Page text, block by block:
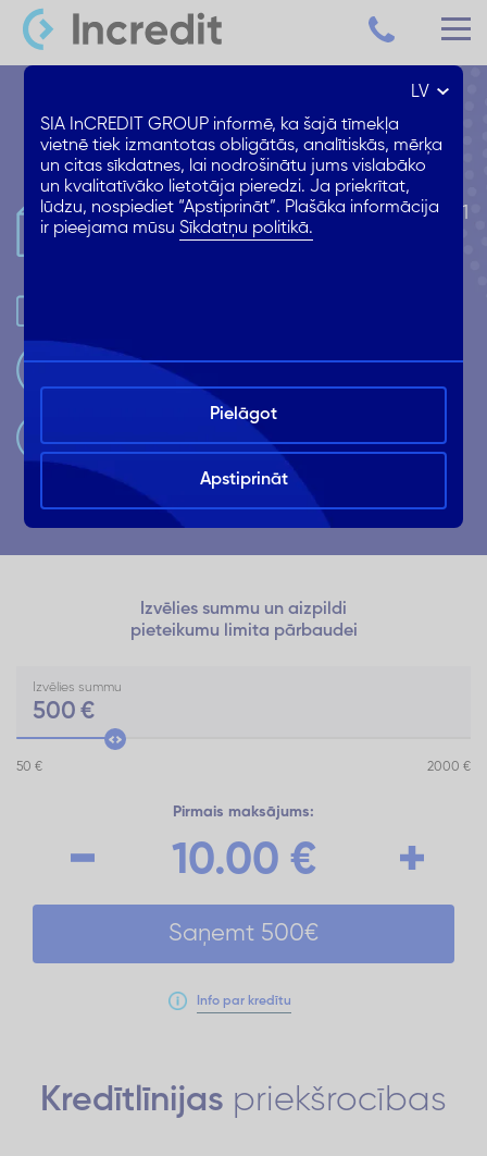
Kredītlīnija līdz 2000€
Noslēdz līgumu BEZ MAKSAS un tikai 1
reizi
Atmaksā kad pašam ērtāk
Maksā tikai par izmantoto summu
Izvēlies summu un aizpildi
pieteikumu limita pārbaudei
Izvēlies summu
500 €
50 € 2000 €
Pirmais maksājums:
10.00 €
Saņemt 500€
Info par kredītu
Kredītlīnijas priekšrocības
LV
SIA InCREDIT GROUP informē, ka šajā tīmekļa
vietnē tiek izmantotas obligātās, analītiskās, mērķa
un citas sīkdatnes, lai nodrošinātu jums vislabāko
un kvalitatīvāko lietotāja pieredzi. Ja priekrītat,
lūdzu, nospiediet “Apstiprināt”. Plašāka informācija
ir pieejama mūsuSīkdatņu politikā.
Pielāgot
Apstiprināt